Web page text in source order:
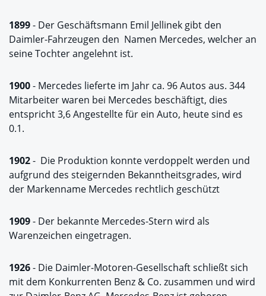
1899- Der Geschäftsmann Emil Jellinek gibt den
Daimler-Fahrzeugen den Namen Mercedes, welcher an
seine Tochter angelehnt ist.
1900- Mercedes lieferte im Jahr ca. 96 Autos aus. 344
Mitarbeiter waren bei Mercedes beschäftigt, dies
entspricht 3,6 Angestellte für ein Auto, heute sind es
0.1.
1902- Die Produktion konnte verdoppelt werden und
aufgrund des steigernden Bekanntheitsgrades, wird
der Markenname Mercedes rechtlich geschützt
1909- Der bekannte Mercedes-Stern wird als
Warenzeichen eingetragen.
1926- Die Daimler-Motoren-Gesellschaft schließt sich
mit dem Konkurrenten Benz & Co. zusammen und wird